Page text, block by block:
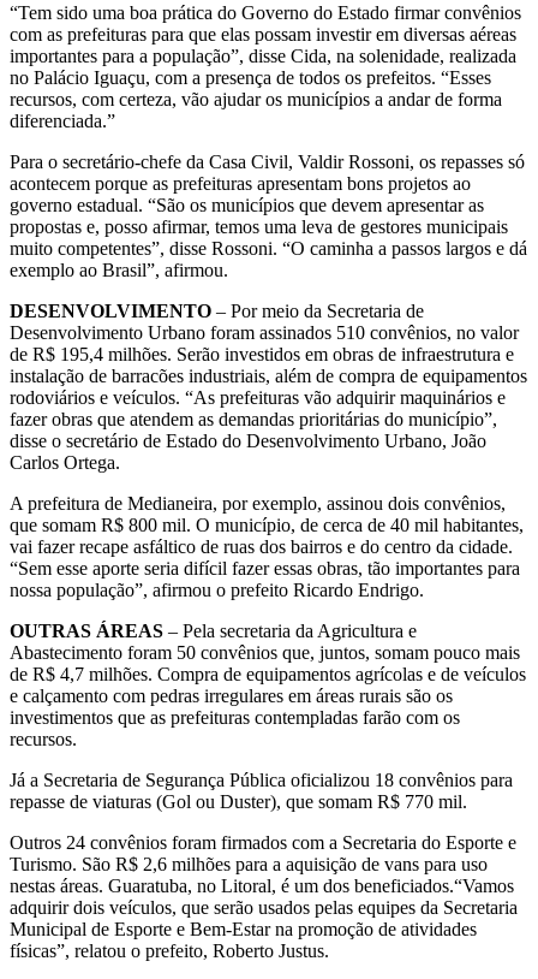
“Tem sido uma boa prática do Governo do Estado firmar convênios
com as prefeituras para que elas possam investir em diversas aéreas
importantes para a população”, disse Cida, na solenidade, realizada
no Palácio Iguaçu, com a presença de todos os prefeitos. “Esses
recursos, com certeza, vão ajudar os municípios a andar de forma
diferenciada.”
Para o secretário-chefe da Casa Civil, Valdir Rossoni, os repasses só
acontecem porque as prefeituras apresentam bons projetos ao
governo estadual. “São os municípios que devem apresentar as
propostas e, posso afirmar, temos uma leva de gestores municipais
muito competentes”, disse Rossoni. “O caminha a passos largos e dá
exemplo ao Brasil”, afirmou.
DESENVOLVIMENTO – Por meio da Secretaria de
Desenvolvimento Urbano foram assinados 510 convênios, no valor
de R$ 195,4 milhões. Serão investidos em obras de infraestrutura e
instalação de barracões industriais, além de compra de equipamentos
rodoviários e veículos. “As prefeituras vão adquirir maquinários e
fazer obras que atendem as demandas prioritárias do município”,
disse o secretário de Estado do Desenvolvimento Urbano, João
Carlos Ortega.
A prefeitura de Medianeira, por exemplo, assinou dois convênios,
que somam R$ 800 mil. O município, de cerca de 40 mil habitantes,
vai fazer recape asfáltico de ruas dos bairros e do centro da cidade.
“Sem esse aporte seria difícil fazer essas obras, tão importantes para
nossa população”, afirmou o prefeito Ricardo Endrigo.
OUTRAS ÁREAS – Pela secretaria da Agricultura e
Abastecimento foram 50 convênios que, juntos, somam pouco mais
de R$ 4,7 milhões. Compra de equipamentos agrícolas e de veículos
e calçamento com pedras irregulares em áreas rurais são os
investimentos que as prefeituras contempladas farão com os
recursos.
Já a Secretaria de Segurança Pública oficializou 18 convênios para
repasse de viaturas (Gol ou Duster), que somam R$ 770 mil.
Outros 24 convênios foram firmados com a Secretaria do Esporte e
Turismo. São R$ 2,6 milhões para a aquisição de vans para uso
nestas áreas. Guaratuba, no Litoral, é um dos beneficiados.“Vamos
adquirir dois veículos, que serão usados pelas equipes da Secretaria
Municipal de Esporte e Bem-Estar na promoção de atividades
físicas”, relatou o prefeito, Roberto Justus.